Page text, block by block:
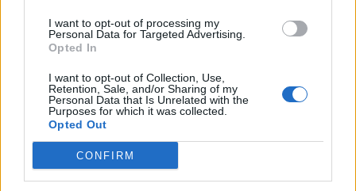
I want to opt-out of processing my
Personal Data for Targeted Advertising.
Opted In
I want to opt-out of Collection, Use,
Retention, Sale, and/or Sharing of my
Personal Data that Is Unrelated with the
Purposes for which it was collected.
Opted Out
CONFIRM